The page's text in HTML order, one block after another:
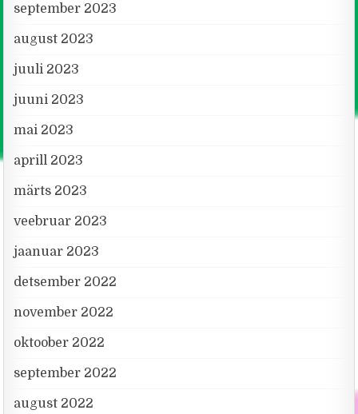
september 2023
august 2023
juuli 2023
juuni 2023
mai 2023
aprill 2023
märts 2023
veebruar 2023
jaanuar 2023
detsember 2022
november 2022
oktoober 2022
september 2022
august 2022